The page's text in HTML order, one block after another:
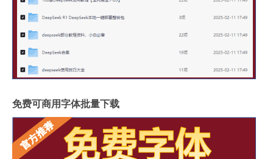
免费可商用字体批量下载